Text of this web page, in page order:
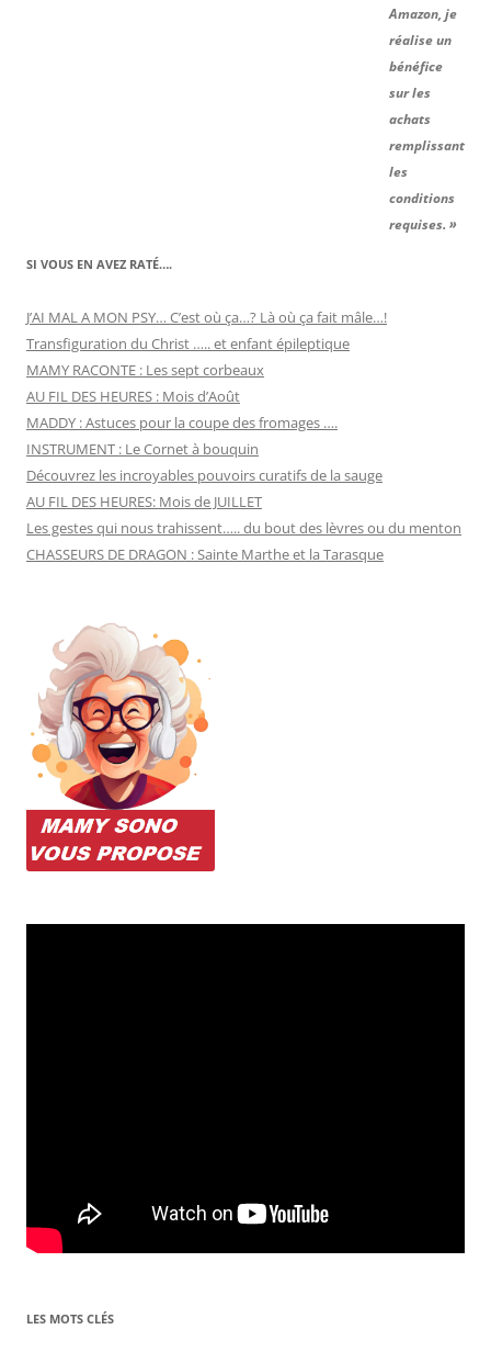
Amazon, je
réalise un
bénéfice
sur les
achats
remplissant
les
conditions
requises. »
SI VOUS EN AVEZ RATÉ….
J’AI MAL A MON PSY… C’est où ça…? Là où ça fait mâle…!
Transfiguration du Christ ….. et enfant épileptique
MAMY RACONTE : Les sept corbeaux
AU FIL DES HEURES : Mois d’Août
MADDY : Astuces pour la coupe des fromages ….
INSTRUMENT : Le Cornet à bouquin
Découvrez les incroyables pouvoirs curatifs de la sauge
AU FIL DES HEURES: Mois de JUILLET
Les gestes qui nous trahissent….. du bout des lèvres ou du menton
CHASSEURS DE DRAGON : Sainte Marthe et la Tarasque
LES MOTS CLÉS